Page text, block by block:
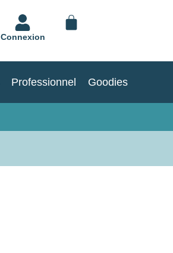
Connexion
Professionnel Goodies